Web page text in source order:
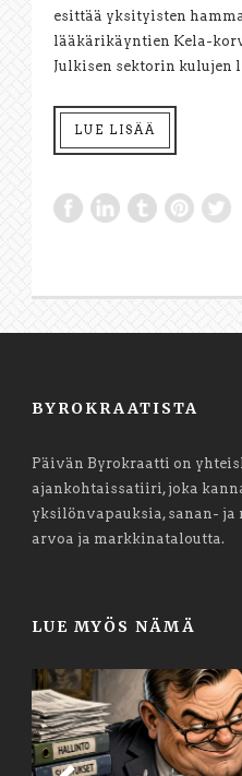
esittää yksityisten
lääkärikäyntien Kela-
Julkisen sektorin kulujen
LUE LISÄÄ
BYROKRAATISTA
Päivän Byrokraatti on
ajankohtaissatiiri, joka
yksilönvapauksia, sanan-
arvoa ja markkinataloutta.
LUE MYÖS NÄMÄ